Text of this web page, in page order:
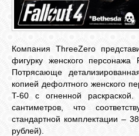
Компания ThreeZero
фигурку женского
Потрясающе
копией дефолтного женского
T-60 с огненной
сантиметров, что
стандартной комплектации –
рублей).